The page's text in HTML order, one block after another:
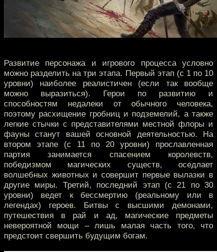
Развитие персонажа и игрового процесса условно
можно разделить на три этапа. Первый этап (с 1 по 10
уровни) наиболее реалистичен (если так вообще
можно выразиться). Герои по развитию и
способностям недалеки от обычного человека,
поэтому расхищение гробниц и подземелий, а также
легкие стычки с представителями местной флоры и
фауны станут вашей основной деятельностью. На
втором этапе (с 11 по 20 уровни) прославленная
партия занимается спасением королевств,
победизмом магических существ, оседлает
волшебных животных и совершит первые вылазки в
другие миры. Третий, последний этап (с 21 по 30
уровни) ведет к бессмертию (реальному или в
легендах) героев. Битвы с высшими демонами,
путешествия в рай и ад, магические предметы
невероятной мощи – лишь малая часть того, что
предстоит свершить будущим богам.